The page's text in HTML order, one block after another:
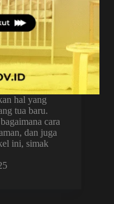
hal yang
tua baru.
cara
dan juga
ini, simak